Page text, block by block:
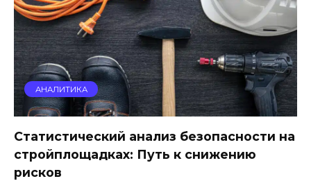
АНАЛИТИКА
Статистический анализ безопасности на
стройплощадках: Путь к снижению
рисков